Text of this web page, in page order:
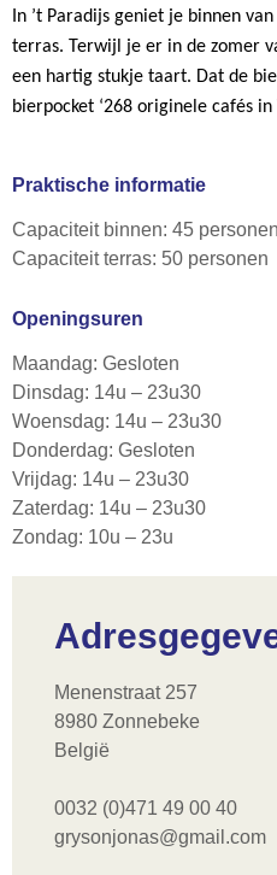
In ’t Paradijs geniet je binnen
terras. Terwijl je er in de zomer
een hartig stukje taart. Dat de
bierpocket ‘268 originele cafés in
Praktische informatie
Capaciteit binnen: 45 personen
Capaciteit terras: 50 personen
Openingsuren
Maandag: Gesloten
Dinsdag: 14u – 23u30
Woensdag: 14u – 23u30
Donderdag: Gesloten
Vrijdag: 14u – 23u30
Zaterdag: 14u – 23u30
Zondag: 10u – 23u
Menenstraat 257
8980 Zonnebeke
België
0032 (0)471 49 00 40
grysonjonas@gmail.com